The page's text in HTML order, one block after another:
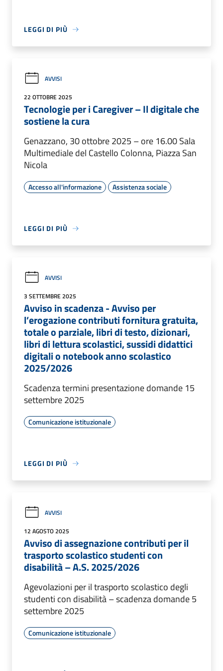
LEGGI DI PIÙ
AVVISI
22 OTTOBRE 2025
Tecnologie per i Caregiver – Il digitale che
sostiene la cura
Genazzano, 30 ottobre 2025 – ore 16.00 Sala
Multimediale del Castello Colonna, Piazza San
Nicola
Accesso all'informazione Assistenza sociale
LEGGI DI PIÙ
AVVISI
3 SETTEMBRE 2025
Avviso in scadenza - Avviso per
l’erogazione contributi fornitura gratuita,
totale o parziale, libri di testo, dizionari,
libri di lettura scolastici, sussidi didattici
digitali o notebook anno scolastico
2025/2026
Scadenza termini presentazione domande 15
settembre 2025
Comunicazione istituzionale
LEGGI DI PIÙ
AVVISI
12 AGOSTO 2025
Avviso di assegnazione contributi per il
trasporto scolastico studenti con
disabilità – A.S. 2025/2026
Agevolazioni per il trasporto scolastico degli
studenti con disabilità – scadenza domande 5
settembre 2025
Comunicazione istituzionale